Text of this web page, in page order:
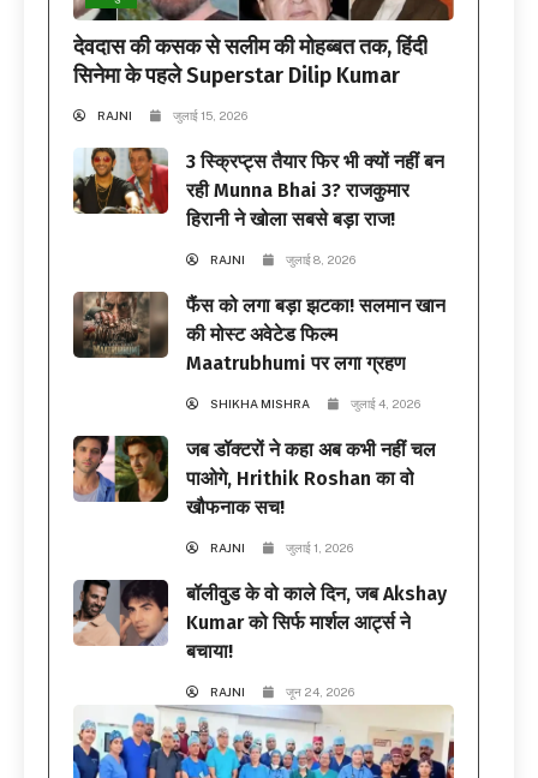
देवदास की कसक से सलीम की मोहब्बत तक, हिंदी
सिनेमा के पहले Superstar Dilip Kumar
RAJNI जुलाई 15, 2026
3 स्क्रिप्ट्स तैयार फिर भी क्यों नहीं बन
रही Munna Bhai 3? राजकुमार
हिरानी ने खोला सबसे बड़ा राज!
RAJNI जुलाई 8, 2026
फैंस को लगा बड़ा झटका! सलमान खान
की मोस्ट अवेटेड फिल्म
Maatrubhumi पर लगा ग्रहण
SHIKHA MISHRA जुलाई 4, 2026
जब डॉक्टरों ने कहा अब कभी नहीं चल
पाओगे, Hrithik Roshan का वो
खौफनाक सच!
RAJNI जुलाई 1, 2026
बॉलीवुड के वो काले दिन, जब Akshay
Kumar को सिर्फ मार्शल आर्ट्स ने
बचाया!
RAJNI जून 24, 2026